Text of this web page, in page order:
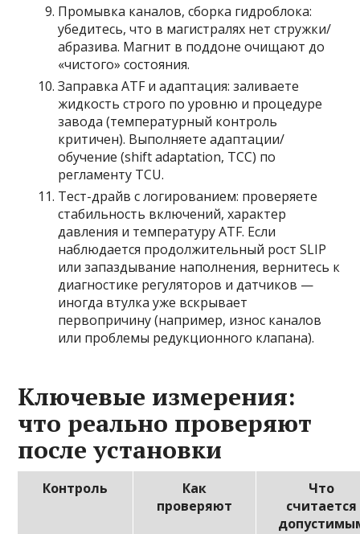
Промывка каналов, сборка гидроблока:
убедитесь, что в магистралях нет стружки/
абразива. Магнит в поддоне очищают до
«чистого» состояния.
Заправка ATF и адаптация: заливаете
жидкость строго по уровню и процедуре
завода (температурный контроль
критичен). Выполняете адаптации/
обучение (shift adaptation, TCC) по
регламенту TCU.
Тест-драйв с логированием: проверяете
стабильность включений, характер
давления и температуру ATF. Если
наблюдается продолжительный рост SLIP
или запаздывание наполнения, вернитесь к
диагностике регуляторов и датчиков —
иногда втулка уже вскрывает
первопричину (например, износ каналов
или проблемы редукционного клапана).
Ключевые измерения:
что реально проверяют
после установки
Контроль
Как
проверяют
Что
считается